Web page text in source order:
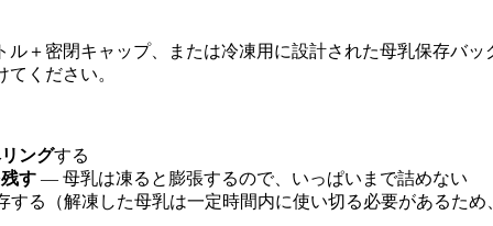
ル＋密閉キャップ、または冷凍用に設計された母乳保存バ
ください。
ングする
す — 母乳は凍ると膨張するので、いっぱいまで詰めない
する（解凍した母乳は一定時間内に使い切る必要があるため